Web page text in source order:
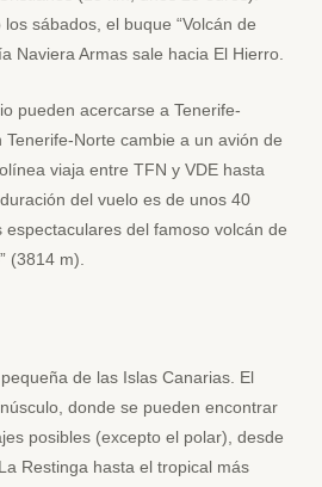
sábados, el buque “Volcán de
Naviera Armas sale hacia El Hierro.
pueden acercarse a Tenerife-
Tenerife-Norte cambie a un avión de
viaja entre TFN y VDE hasta
del vuelo es de unos 40
espectaculares del famoso volcán de
(3814 m).
de las Islas Canarias. El
donde se pueden encontrar
posibles (excepto el polar), desde
Restinga hasta el tropical más